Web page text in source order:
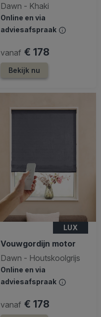
Dawn - Khaki
Online en via
adviesafspraak
vanaf € 178
Bekijk nu
LUX
Vouwgordijn motor
Dawn - Houtskoolgrijs
Online en via
adviesafspraak
vanaf € 178